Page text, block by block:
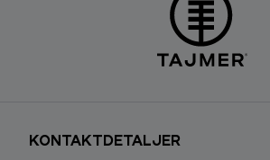
KONTAKTDETALJER